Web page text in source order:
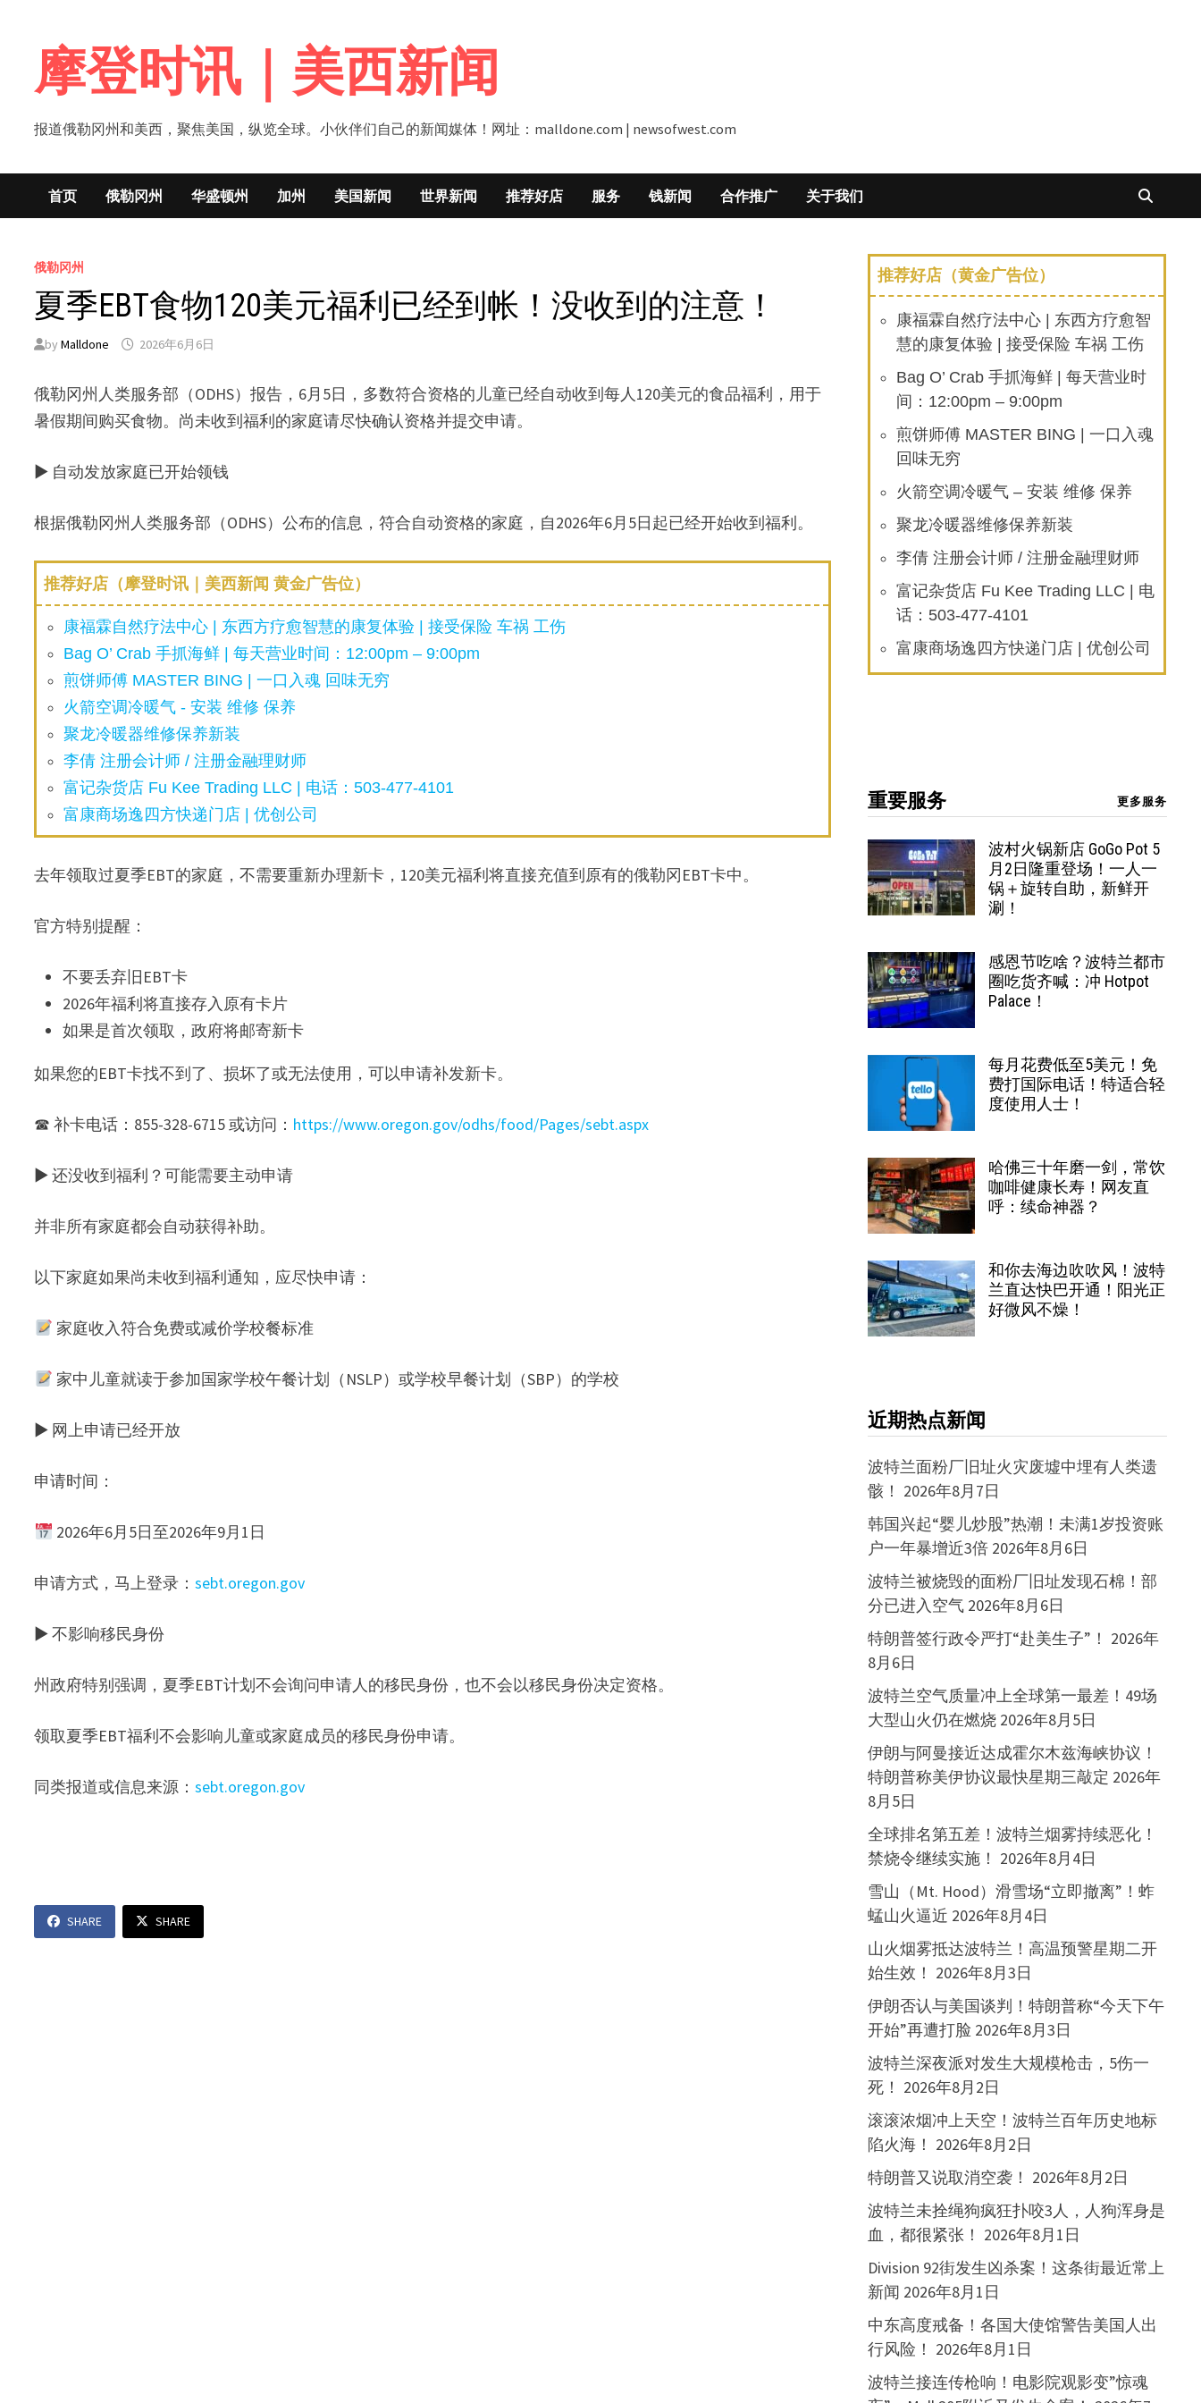
content摩登时讯｜美西新闻
报道俄勒冈州和美西，聚焦美国，纵览全球。小伙伴们自己的新闻媒体！网址：malldone.com | newsofwest.com
首页 俄勒冈州 华盛顿州 加州 美国新闻 世界新闻 推荐好店 服务 钱新闻 合作推广 关于我们
俄勒冈州
夏季EBT食物120美元福利已经到帐！没收到的注意！
byMalldone 2026年6月6日
俄勒冈州人类服务部（ODHS）报告，6月5日，多数符合资格的儿童已经自动收到每人120美元的食品福利，用于
暑假期间购买食物。尚未收到福利的家庭请尽快确认资格并提交申请。
▶ 自动发放家庭已开始领钱
根据俄勒冈州人类服务部（ODHS）公布的信息，符合自动资格的家庭，自2026年6月5日起已经开始收到福利。
推荐好店（摩登时讯｜美西新闻 黄金广告位）
康福霖自然疗法中心 | 东西方疗愈智慧的康复体验 | 接受保险 车祸 工伤
Bag O’ Crab 手抓海鲜 | 每天营业时间：12:00pm – 9:00pm
煎饼师傅 MASTER BING | 一口入魂 回味无穷
火箭空调冷暖气 - 安装 维修 保养
聚龙冷暖器维修保养新装
李倩 注册会计师 / 注册金融理财师
富记杂货店 Fu Kee Trading LLC | 电话：503-477-4101
富康商场逸四方快递门店 | 优创公司
去年领取过夏季EBT的家庭，不需要重新办理新卡，120美元福利将直接充值到原有的俄勒冈EBT卡中。
官方特别提醒：
不要丢弃旧EBT卡
2026年福利将直接存入原有卡片
如果是首次领取，政府将邮寄新卡
如果您的EBT卡找不到了、损坏了或无法使用，可以申请补发新卡。
☎ 补卡电话：855-328-6715 或访问： https://www.oregon.gov/odhs/food/Pages/sebt.aspx
▶ 还没收到福利？可能需要主动申请
并非所有家庭都会自动获得补助。
以下家庭如果尚未收到福利通知，应尽快申请：
家庭收入符合免费或减价学校餐标准
家中儿童就读于参加国家学校午餐计划（NSLP）或学校早餐计划（SBP）的学校
▶ 网上申请已经开放
申请时间：
2026年6月5日至2026年9月1日
申请方式，马上登录：sebt.oregon.gov
▶ 不影响移民身份
州政府特别强调，夏季EBT计划不会询问申请人的移民身份，也不会以移民身份决定资格。
领取夏季EBT福利不会影响儿童或家庭成员的移民身份申请。
同类报道或信息来源：sebt.oregon.gov
SHARE SHARE
推荐好店（黄金广告位）
康福霖自然疗法中心 | 东西方疗愈智
慧的康复体验 | 接受保险 车祸 工伤
Bag O’ Crab 手抓海鲜 | 每天营业时
间：12:00pm – 9:00pm
煎饼师傅 MASTER BING | 一口入魂
回味无穷
火箭空调冷暖气 – 安装 维修 保养
聚龙冷暖器维修保养新装
李倩 注册会计师 / 注册金融理财师
富记杂货店 Fu Kee Trading LLC | 电
话：503-477-4101
富康商场逸四方快递门店 | 优创公司
重要服务 更多服务
波村火锅新店 GoGo Pot 5
月2日隆重登场！一人一
锅＋旋转自助，新鲜开
涮！
感恩节吃啥？波特兰都市
圈吃货齐喊：冲 Hotpot
Palace！
每月花费低至5美元！免
费打国际电话！特适合轻
度使用人士！
哈佛三十年磨一剑，常饮
咖啡健康长寿！网友直
呼：续命神器？
和你去海边吹吹风！波特
兰直达快巴开通！阳光正
好微风不燥！
近期热点新闻
波特兰面粉厂旧址火灾废墟中埋有人类遗
骸！ 2026年8月7日
韩国兴起“婴儿炒股”热潮！未满1岁投资账
户一年暴增近3倍 2026年8月6日
波特兰被烧毁的面粉厂旧址发现石棉！部
分已进入空气 2026年8月6日
特朗普签行政令严打“赴美生子”！ 2026年
8月6日
波特兰空气质量冲上全球第一最差！49场
大型山火仍在燃烧 2026年8月5日
伊朗与阿曼接近达成霍尔木兹海峡协议！
特朗普称美伊协议最快星期三敲定 2026年
8月5日
全球排名第五差！波特兰烟雾持续恶化！
禁烧令继续实施！ 2026年8月4日
雪山（Mt. Hood）滑雪场“立即撤离”！蚱
蜢山火逼近 2026年8月4日
山火烟雾抵达波特兰！高温预警星期二开
始生效！ 2026年8月3日
伊朗否认与美国谈判！特朗普称“今天下午
开始”再遭打脸 2026年8月3日
波特兰深夜派对发生大规模枪击，5伤一
死！ 2026年8月2日
滚滚浓烟冲上天空！波特兰百年历史地标
陷火海！ 2026年8月2日
特朗普又说取消空袭！ 2026年8月2日
波特兰未拴绳狗疯狂扑咬3人，人狗浑身是
血，都很紧张！ 2026年8月1日
Division 92街发生凶杀案！这条街最近常上
新闻 2026年8月1日
中东高度戒备！各国大使馆警告美国人出
行风险！ 2026年8月1日
波特兰接连传枪响！电影院观影变”惊魂